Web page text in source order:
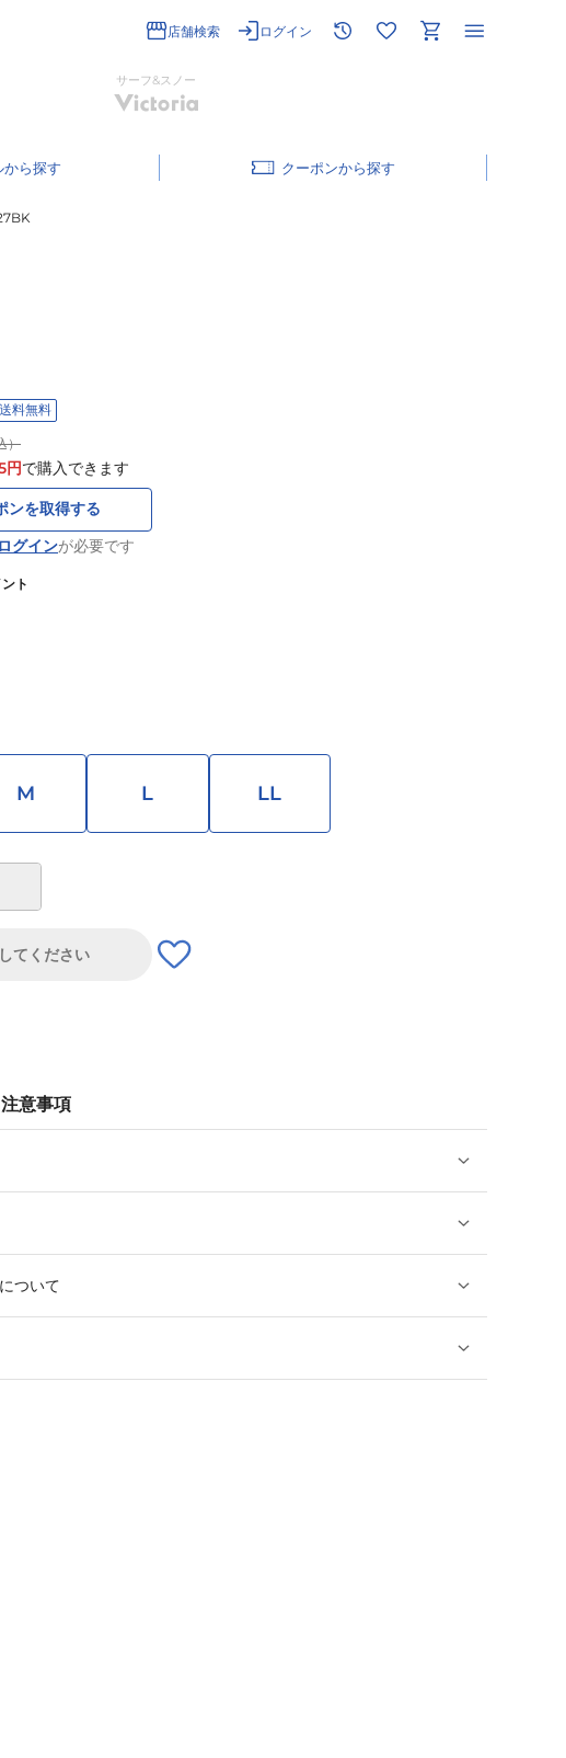
店舗検索 ログイン
サーフ&スノー
クーポン
送料無料
）
円で購入できます
ンを取得する
ログインが必要です
ト
M L LL
てください
意事項
ついて